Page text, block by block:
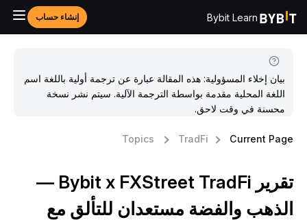
Bybit Learn إنشاء حساب
بيان إخلاء المسؤولية: هذه المقالة عبارة عن ترجمة أولية باللغة اسم
اللغة المحلية مقدمة بواسطة الترجمة الآلية. سيتم نشر نسخة
محسنة في وقت لاحق.
Topics TradFi Current
تقرير Bybit x FXStreet TradFi —
والفضة مستعدان للتألق مع